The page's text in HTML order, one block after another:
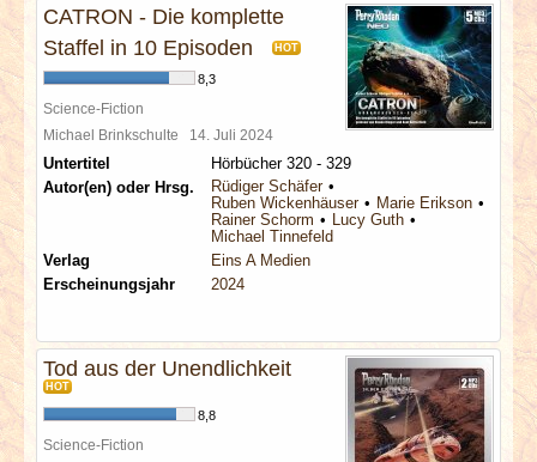
CATRON - Die komplette
Staffel in 10 Episoden
HOT
8,3
Science-Fiction
Michael Brinkschulte 14. Juli 2024
Untertitel
Hörbücher 320 - 329
Autor(en) oder Hrsg.
Rüdiger Schäfer
Ruben Wickenhäuser
Marie Erikson
Rainer Schorm
Lucy Guth
Michael Tinnefeld
Verlag
Eins A Medien
Erscheinungsjahr
2024
Tod aus der Unendlichkeit
HOT
8,8
Science-Fiction